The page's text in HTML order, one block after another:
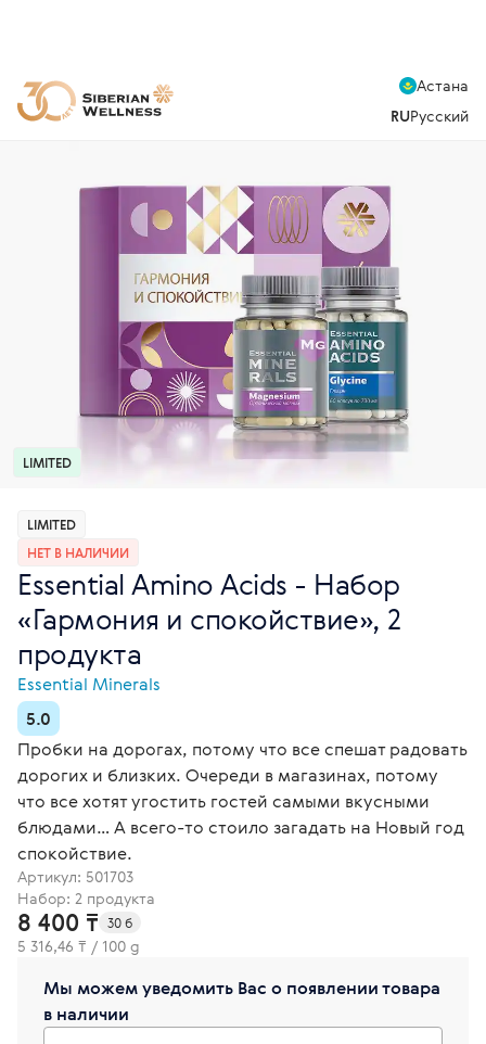
Астана
RUРусский
LIMITED
LIMITED
НЕТ В НАЛИЧИИ
Essential Amino Acids - Набор
«Гармония и спокойствие», 2
продукта
Essential Minerals
5.0
Пробки на дорогах, потому что все спешат радовать
дорогих и близких. Очереди в магазинах, потому
что все хотят угостить гостей самыми вкусными
блюдами… А всего-то стоило загадать на Новый год
спокойствие.
Артикул: 501703
Набор: 2 продукта
8 400 ₸ 30 б
5 316,46 ₸ / 100 g
Мы можем уведомить Вас о появлении товара
в наличии